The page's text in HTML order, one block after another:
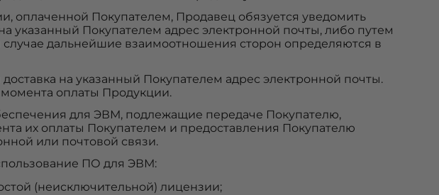
оплаченной Покупателем, Продавец обязуется уведомить
указанный Покупателем адрес электронной почты, либо путем
дальнейшие взаимоотношения сторон определяются в
на указанный Покупателем адрес электронной почты.
оплаты Продукции.
для ЭВМ, подлежащие передаче Покупателю,
их оплаты Покупателем и предоставления Покупателю
или почтовой связи.
ПО для ЭВМ:
(неисключительной) лицензии;